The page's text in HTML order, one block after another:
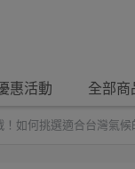
惠活動 全部商
！如何挑選適合台灣氣候